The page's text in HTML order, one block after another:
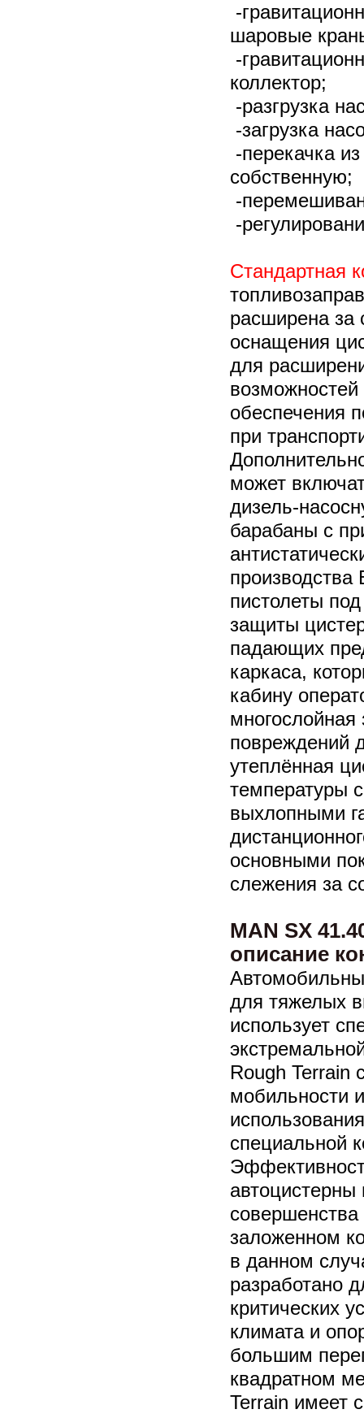
-
шаровые
-
коллектор;
-разгрузка
-загрузка
-перекачка
собственную;
-
-
Стандартная
расширена за
оснащения
для
обеспечения
при
может
дизель-
барабаны с
производства
пистолеты
защиты
падающих
каркаса,
кабину
повреждений
утеплённая
температуры
выхлопными
основными
слежения за
MAN SX
описание
для тяжелых
использует
Rough Terrain
мобильности
специальной
автоцистерны
заложенном
в данном
разработано
критических
климата и
большим
квадратном
Terrain имеет